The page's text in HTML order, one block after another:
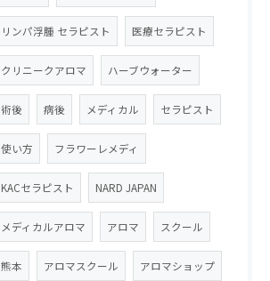
リンパ浮腫 セラピスト 医療セラピスト
クリニークアロマ ハーブウォーター
術後 病後 メディカル セラピスト
使い方 フラワーレメディ
KACセラピスト NARD JAPAN
メディカルアロマ アロマ スクール
熊本 アロマスクール アロマショップ